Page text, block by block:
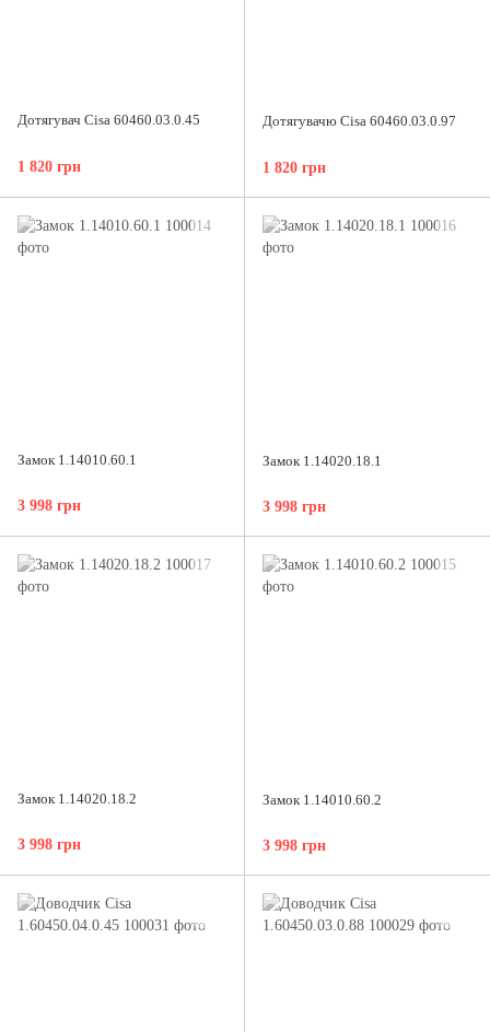
Дотягувач Cisa 60460.03.0.45
1 820 грн
Дотягувачю Cisa 60460.03.0.97
1 820 грн
Замок 1.14010.60.1
3 998 грн
Замок 1.14020.18.1
3 998 грн
Замок 1.14020.18.2
3 998 грн
Замок 1.14010.60.2
3 998 грн